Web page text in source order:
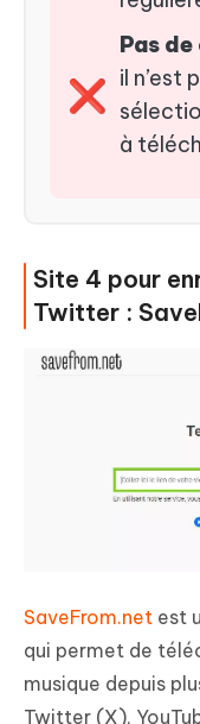
❌
Pas
il n’est
à
Site 4 pour
Twitter :
SaveFrom.net est
qui permet de
musique depuis
Twitter (X),